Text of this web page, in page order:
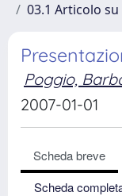
03.1 Articolo
Poggio,
2007-01-01
Scheda breve
Scheda